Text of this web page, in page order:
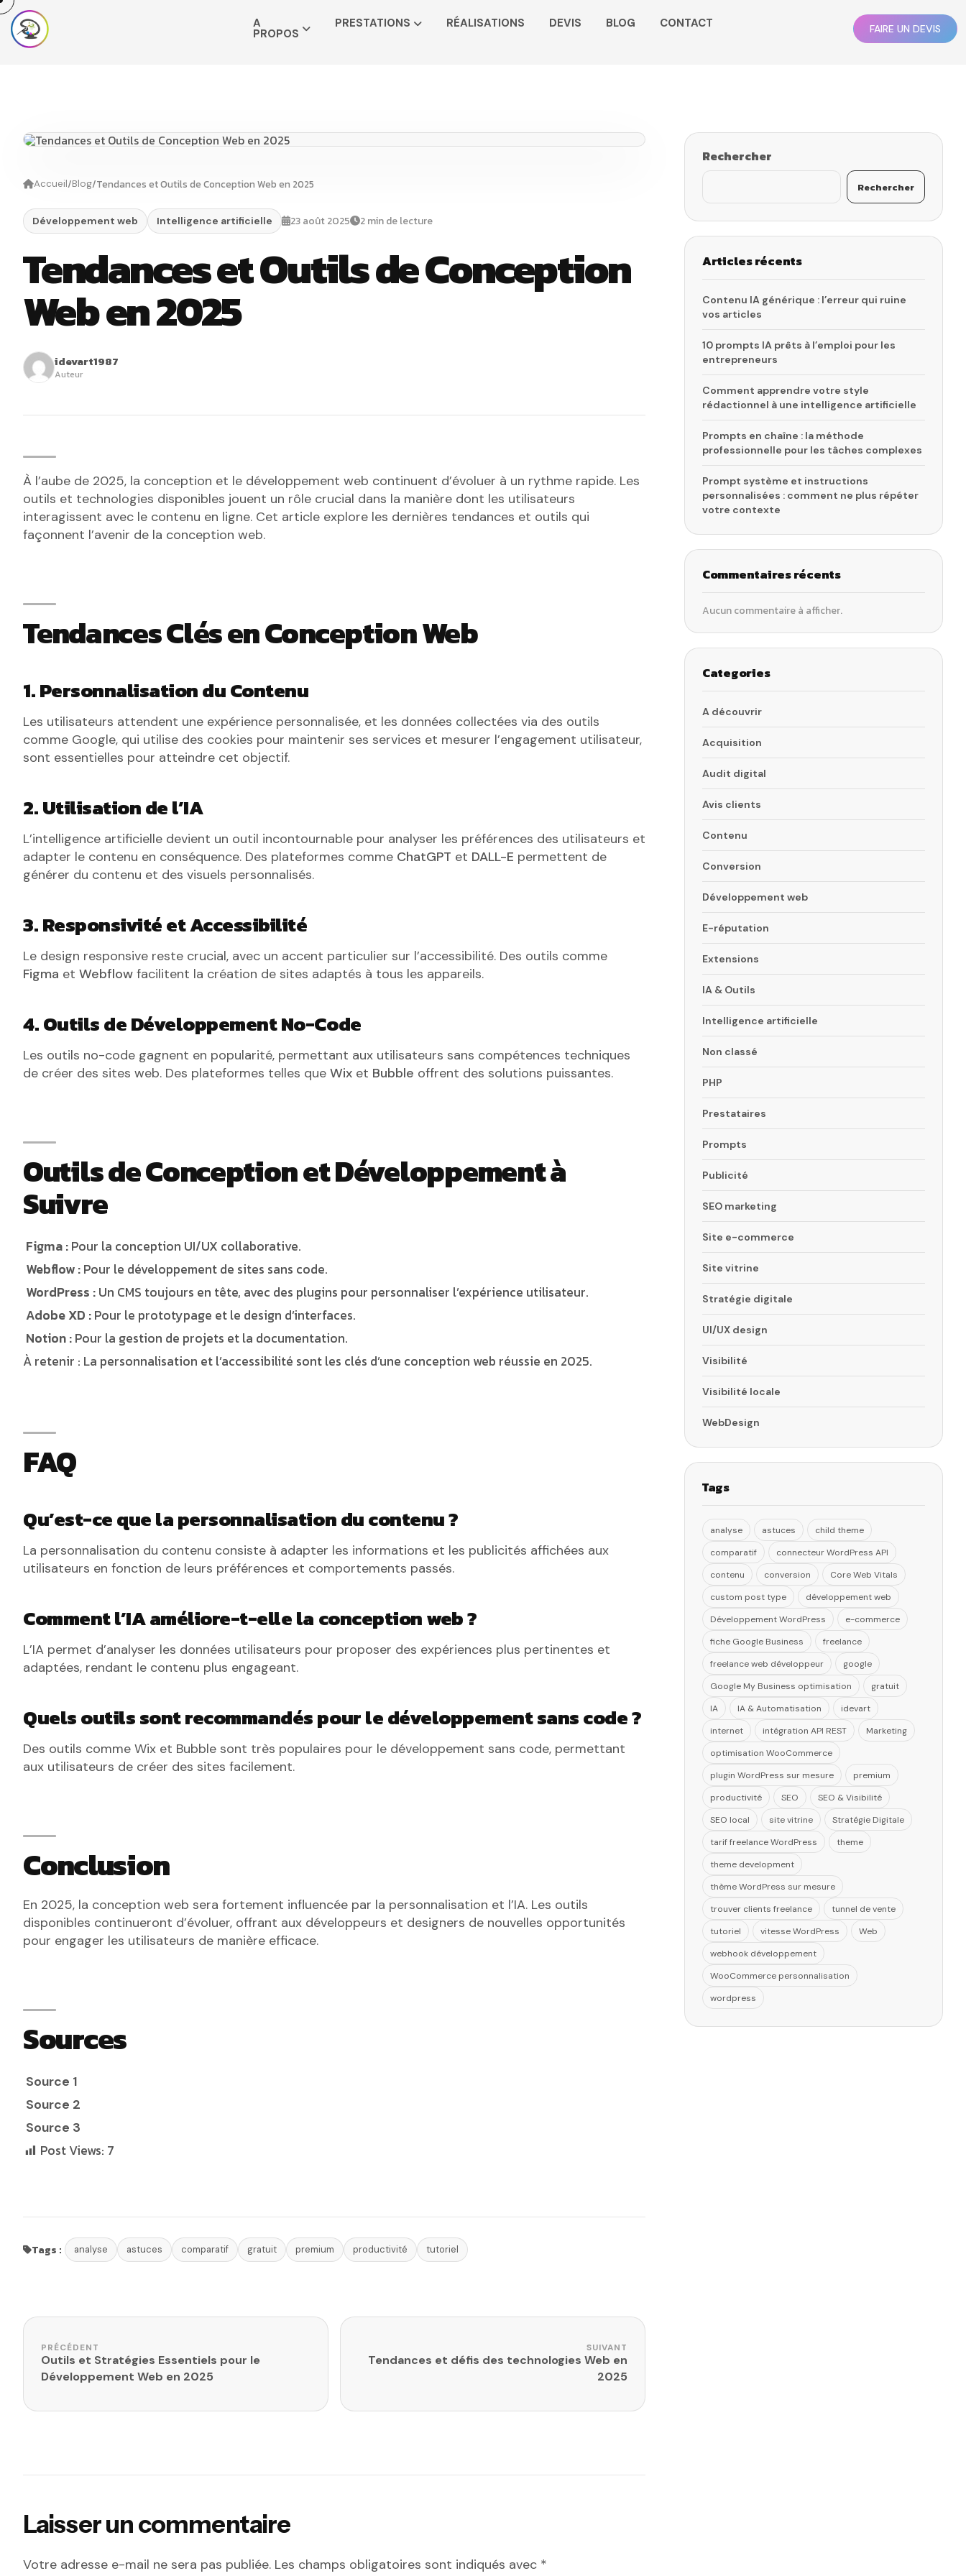
A
PROPOS
PRESTATIONS RÉALISATIONS DEVIS BLOG CONTACT FAIRE UN DEVIS
Accueil/Blog/Tendances et Outils de Conception Web en 2025
Développement web Intelligence artificielle 23 août 2025 2 min de lecture
Tendances et Outils de Conception
Web en 2025
idevart1987
Auteur
À l’aube de 2025, la conception et le développement web continuent d’évoluer à un rythme rapide. Les
outils et technologies disponibles jouent un rôle crucial dans la manière dont les utilisateurs
interagissent avec le contenu en ligne. Cet article explore les dernières tendances et outils qui
façonnent l’avenir de la conception web.
Tendances Clés en Conception Web
1. Personnalisation du Contenu
Les utilisateurs attendent une expérience personnalisée, et les données collectées via des outils
comme Google, qui utilise des cookies pour maintenir ses services et mesurer l’engagement utilisateur,
sont essentielles pour atteindre cet objectif.
2. Utilisation de l’IA
L’intelligence artificielle devient un outil incontournable pour analyser les préférences des utilisateurs et
adapter le contenu en conséquence. Des plateformes comme ChatGPT et DALL-E permettent de
générer du contenu et des visuels personnalisés.
3. Responsivité et Accessibilité
Le design responsive reste crucial, avec un accent particulier sur l’accessibilité. Des outils comme
Figma et Webflow facilitent la création de sites adaptés à tous les appareils.
4. Outils de Développement No-Code
Les outils no-code gagnent en popularité, permettant aux utilisateurs sans compétences techniques
de créer des sites web. Des plateformes telles que Wix et Bubble offrent des solutions puissantes.
Outils de Conception et Développement à
Suivre
Figma :Pour la conception UI/UX collaborative.
Webflow :Pour le développement de sites sans code.
WordPress :Un CMS toujours en tête, avec des plugins pour personnaliser l’expérience utilisateur.
Adobe XD :Pour le prototypage et le design d’interfaces.
Notion :Pour la gestion de projets et la documentation.
À retenir : La personnalisation et l’accessibilité sont les clés d’une conception web réussie en 2025.
FAQ
Qu’est-ce que la personnalisation du contenu ?
La personnalisation du contenu consiste à adapter les informations et les publicités affichées aux
utilisateurs en fonction de leurs préférences et comportements passés.
Comment l’IA améliore-t-elle la conception web ?
L’IA permet d’analyser les données utilisateurs pour proposer des expériences plus pertinentes et
adaptées, rendant le contenu plus engageant.
Quels outils sont recommandés pour le développement sans code ?
Des outils comme Wix et Bubble sont très populaires pour le développement sans code, permettant
aux utilisateurs de créer des sites facilement.
Conclusion
En 2025, la conception web sera fortement influencée par la personnalisation et l’IA. Les outils
disponibles continueront d’évoluer, offrant aux développeurs et designers de nouvelles opportunités
pour engager les utilisateurs de manière efficace.
Sources
Source 1
Source 2
Source 3
Post Views: 7
Tags : analyse astuces comparatif gratuit premium productivité tutoriel
Navigation de l’article
PRÉCÉDENT
Outils et Stratégies Essentiels pour le
Développement Web en 2025
SUIVANT
Tendances et défis des technologies Web en
2025
Laisser un commentaire
Votre adresse e-mail ne sera pas publiée. Les champs obligatoires sont indiqués avec *
Rechercher
Rechercher
Articles récents
Contenu IA générique : l’erreur qui ruine
vos articles
10 prompts IA prêts à l’emploi pour les
entrepreneurs
Comment apprendre votre style
rédactionnel à une intelligence artificielle
Prompts en chaîne : la méthode
professionnelle pour les tâches complexes
Prompt système et instructions
personnalisées : comment ne plus répéter
votre contexte
Commentaires récents
Aucun commentaire à afficher.
Categories
A découvrir
Acquisition
Audit digital
Avis clients
Contenu
Conversion
Développement web
E-réputation
Extensions
IA & Outils
Intelligence artificielle
Non classé
PHP
Prestataires
Prompts
Publicité
SEO marketing
Site e-commerce
Site vitrine
Stratégie digitale
UI/UX design
Visibilité
Visibilité locale
WebDesign
Tags
analyse astuces
child theme
comparatif
connecteur WordPress API
contenu
conversion
Core Web Vitals
custom post type
développement web
Développement WordPress
e-commerce
fiche Google Business
freelance
freelance web développeur
google
Google My Business optimisation
gratuit
IA
IA & Automatisation
idevart
internet
intégration API REST
Marketing
optimisation WooCommerce
plugin WordPress sur mesure
premium
productivité
SEO
SEO & Visibilité
SEO local
site vitrine
Stratégie Digitale
tarif freelance WordPress
theme
theme development
thème WordPress sur mesure
trouver clients freelance
tunnel de vente
tutoriel
vitesse WordPress
Web
webhook développement
WooCommerce personnalisation
wordpress